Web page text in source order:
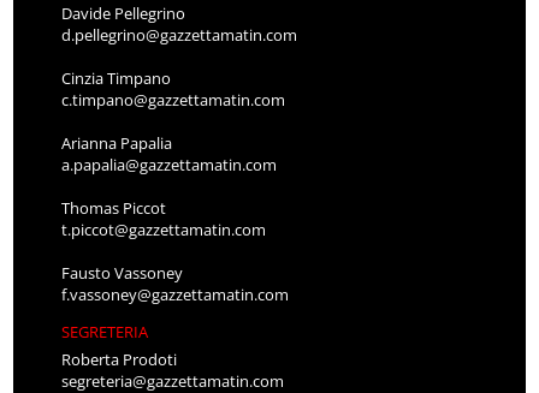
Davide Pellegrino
d.pellegrino@gazzettamatin.com
Cinzia Timpano
c.timpano@gazzettamatin.com
Arianna Papalia
a.papalia@gazzettamatin.com
Thomas Piccot
t.piccot@gazzettamatin.com
Fausto Vassoney
f.vassoney@gazzettamatin.com
SEGRETERIA
Roberta Prodoti
segreteria@gazzettamatin.com